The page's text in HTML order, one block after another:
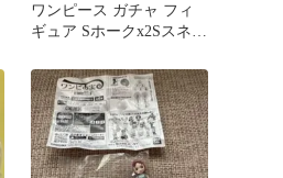
ワンピース ガチャ フィ
ギュア Sホークx2Sスネー